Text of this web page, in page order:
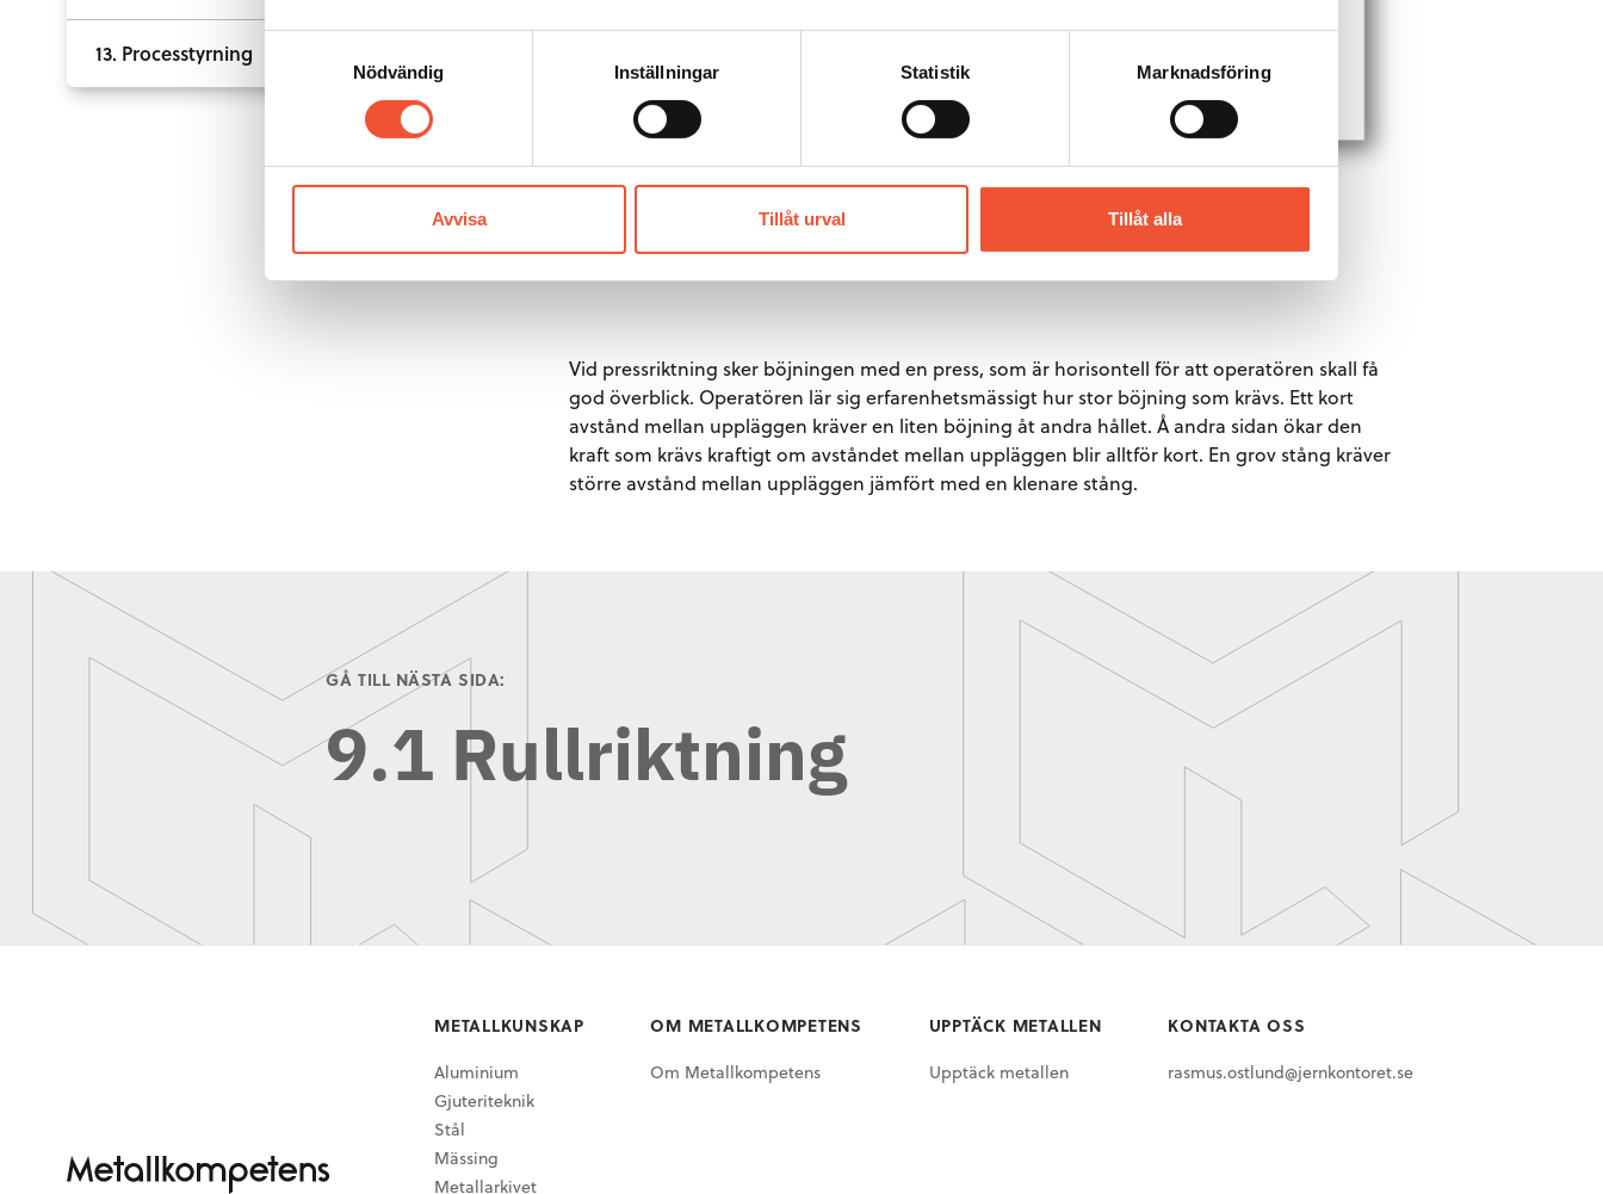
Nödvändig
Inställningar Statistik Marknadsföring
Avvisa Tillåt urval Tillåt alla
13. Processtyrning
Vid pressriktning sker böjningen med en press, som är horisontell för att operatören skall få
god överblick. Operatören lär sig erfarenhetsmässigt hur stor böjning som krävs. Ett kort
avstånd mellan uppläggen kräver en liten böjning åt andra hållet. Å andra sidan ökar den
kraft som krävs kraftigt om avståndet mellan uppläggen blir alltför kort. En grov stång kräver
större avstånd mellan uppläggen jämfört med en klenare stång.
GÅ TILL NÄSTA SIDA:
9.1 Rullriktning
METALLKUNSKAP
Aluminium
Gjuteriteknik
Stål
Mässing
Metallarkivet
OM METALLKOMPETENS
Om Metallkompetens
UPPTÄCK METALLEN
Upptäck metallen
KONTAKTA OSS
rasmus.ostlund@jernkontoret.se